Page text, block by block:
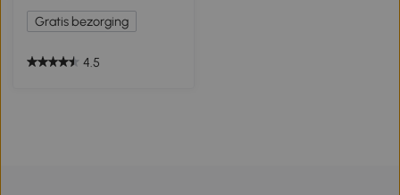
Gratis bezorging
4.5